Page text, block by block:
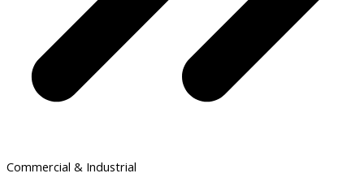
Commercial & Industrial